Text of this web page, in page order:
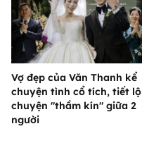
Vợ đẹp của Văn Thanh kể
chuyện tình cổ tích, tiết lộ
chuyện "thầm kín" giữa 2
người